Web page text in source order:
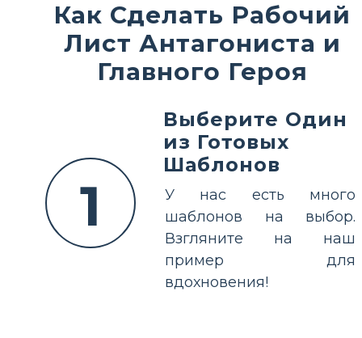
Как Сделать Рабочий
Лист Антагониста и
Главного Героя
1
Выберите Один
из Готовых
Шаблонов
У нас есть много
шаблонов на выбор.
Взгляните на наш
пример для
вдохновения!